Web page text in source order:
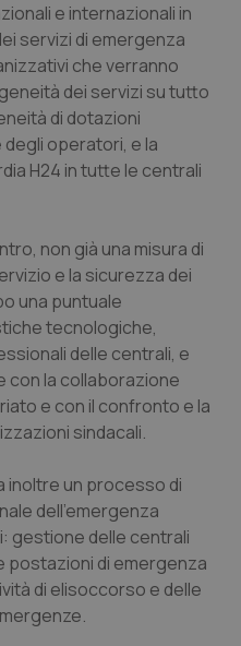
Bolzano
Trento
Ulcerosa
e internazionali in
servizi di emergenza
che verranno
dei servizi su tutto
di dotazioni
operatori, e la
H24 in tutte le centrali
non già una misura di
e la sicurezza dei
una puntuale
tecnologiche,
delle centrali, e
con la collaborazione
e con il confronto e la
sindacali.
inoltre un processo di
dell'emergenza
gestione delle centrali
postazioni di emergenza
di elisoccorso e delle